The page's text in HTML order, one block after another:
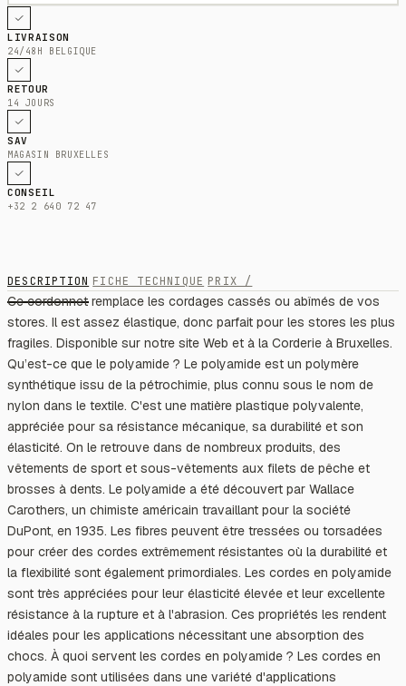
LIVRAISON
24/48H BELGIQUE
RETOUR
14 JOURS
SAV
MAGASIN BRUXELLES
CONSEIL
+32 2 640 72 47
DESCRIPTION FICHE TECHNIQUE PRIX /
Ce cordonnet remplace les cordages cassés ou abîmés de vos
stores. Il est assez élastique, donc parfait pour les stores les plus
fragiles. Disponible sur notre site Web et à la Corderie à Bruxelles.
Qu’est-ce que le polyamide ? Le polyamide est un polymère
synthétique issu de la pétrochimie, plus connu sous le nom de
nylon dans le textile. C'est une matière plastique polyvalente,
appréciée pour sa résistance mécanique, sa durabilité et son
élasticité. On le retrouve dans de nombreux produits, des
vêtements de sport et sous-vêtements aux filets de pêche et
brosses à dents. Le polyamide a été découvert par Wallace
Carothers, un chimiste américain travaillant pour la société
DuPont, en 1935. Les fibres peuvent être tressées ou torsadées
pour créer des cordes extrêmement résistantes où la durabilité et
la flexibilité sont également primordiales. Les cordes en polyamide
sont très appréciées pour leur élasticité élevée et leur excellente
résistance à la rupture et à l'abrasion. Ces propriétés les rendent
idéales pour les applications nécessitant une absorption des
chocs. À quoi servent les cordes en polyamide ? Les cordes en
polyamide sont utilisées dans une variété d'applications